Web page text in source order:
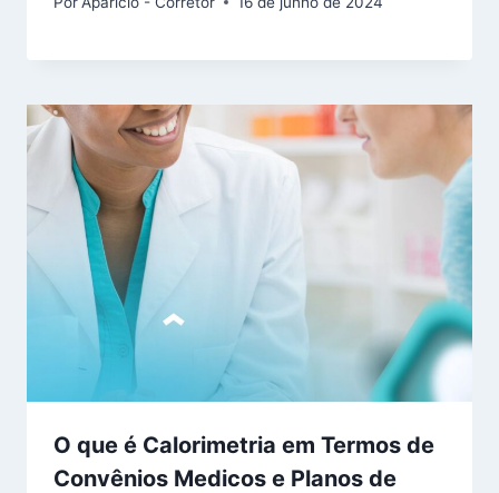
O que é Calorimetria em Termos de
Convênios Medicos e Planos de